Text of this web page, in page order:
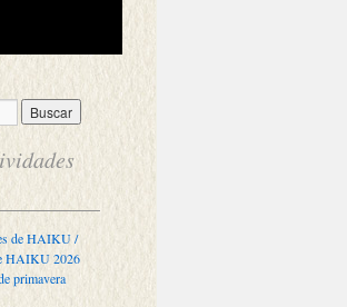
de HAIKU /
HAIKU 2026
primavera